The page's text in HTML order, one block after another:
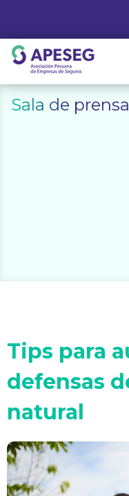
content
APESEG
Sala de prensa
Tips para
defensas
natural